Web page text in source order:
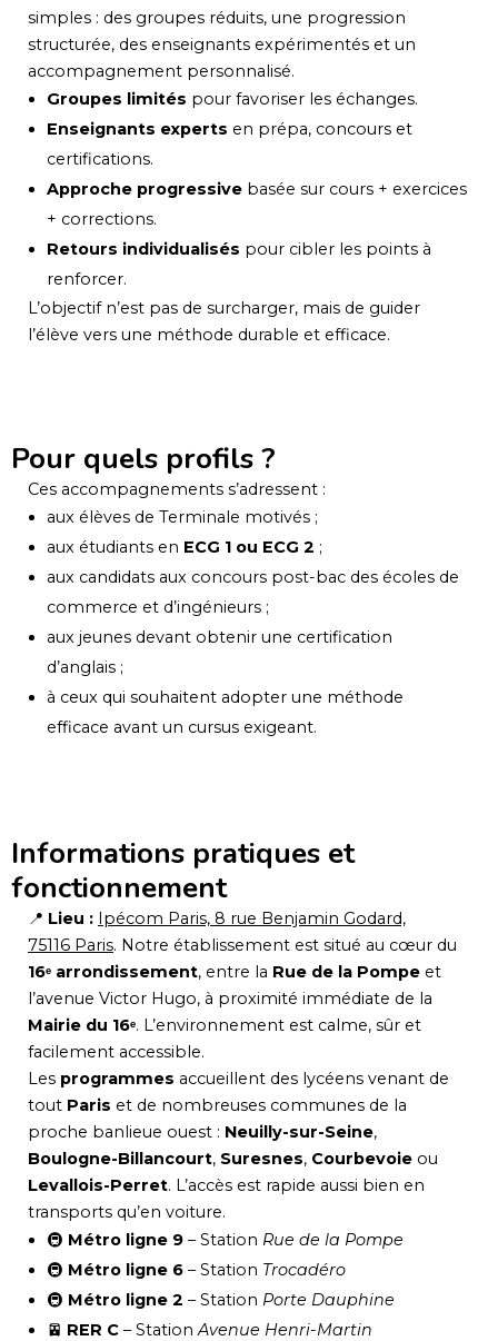
simples : des groupes réduits, une progression
structurée, des enseignants expérimentés et un
accompagnement personnalisé.
Groupes limités pour favoriser les échanges.
Enseignants experts en prépa, concours et
certifications.
Approche progressive basée sur cours + exercices
+ corrections.
Retours individualisés pour cibler les points à
renforcer.
L’objectif n’est pas de surcharger, mais de guider
l’élève vers une méthode durable et efficace.
Pour quels profils ?
Ces accompagnements s’adressent :
aux élèves de Terminale motivés ;
aux étudiants en ECG 1 ou ECG 2 ;
aux candidats aux concours post-bac des écoles de
commerce et d’ingénieurs ;
aux jeunes devant obtenir une certification
d’anglais ;
à ceux qui souhaitent adopter une méthode
efficace avant un cursus exigeant.
Informations pratiques et
fonctionnement
📍 Lieu : Ipécom Paris, 8 rue Benjamin Godard,
75116 Paris. Notre établissement est situé au cœur du
16ᵉ arrondissement, entre la Rue de la Pompe et
l’avenue Victor Hugo, à proximité immédiate de la
Mairie du 16ᵉ. L’environnement est calme, sûr et
facilement accessible.
Les programmes accueillent des lycéens venant de
tout Paris et de nombreuses communes de la
proche banlieue ouest : Neuilly-sur-Seine,
Boulogne-Billancourt, Suresnes, Courbevoie ou
Levallois-Perret. L’accès est rapide aussi bien en
transports qu’en voiture.
🚇 Métro ligne 9 – Station Rue de la Pompe
🚇 Métro ligne 6 – Station Trocadéro
🚇 Métro ligne 2 – Station Porte Dauphine
🚈 RER C – StationAvenue Henri-Martin